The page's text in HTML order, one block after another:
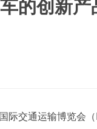
的创新产
际交通运输博览会（